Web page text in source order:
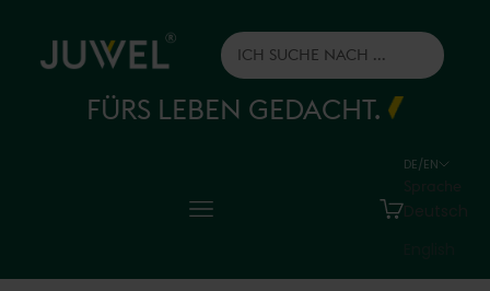
Juwel H.Wüster GmbH
FÜRS LEBEN GEDACHT.
Menü Warenkorb
DE/EN